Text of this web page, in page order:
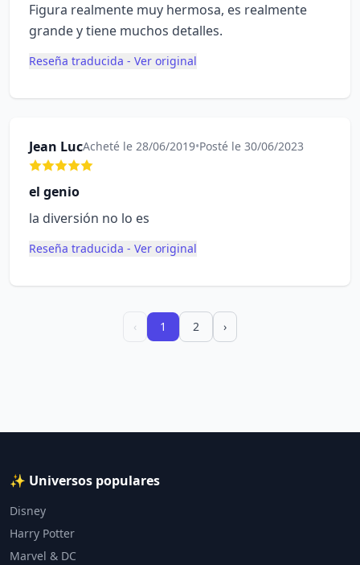
Figura realmente muy hermosa, es realmente
grande y tiene muchos detalles.
Reseña traducida - Ver original
Jean LucAcheté le 28/06/2019•Posté le 30/06/2023
el genio
la diversión no lo es
Reseña traducida - Ver original
‹ 1 2 ›
✨ Universos populares
Disney
Harry Potter
Marvel & DC